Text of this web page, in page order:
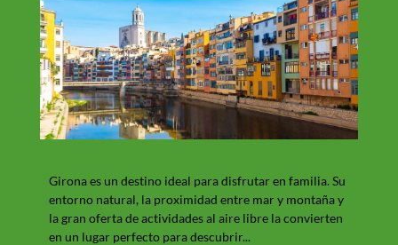
Girona es un destino ideal para disfrutar en familia. Su
entorno natural, la proximidad entre mar y montaña y
la gran oferta de actividades al aire libre la convierten
en un lugar perfecto para descubrir...